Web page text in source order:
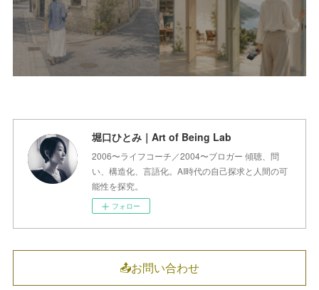
堀口ひとみ｜Art of Being Lab
2006〜ライフコーチ／2004〜ブロガー 傾聴、問
い、構造化、言語化。AI時代の自己探求と人間の可
能性を探究。
フォロー
📤お問い合わせ